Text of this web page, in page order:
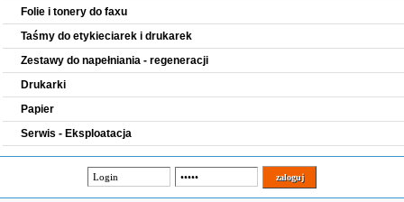
Folie i tonery do faxu
Taśmy do etykieciarek i drukarek
Zestawy do napełniania - regeneracji
Drukarki
Papier
Serwis - Eksploatacja